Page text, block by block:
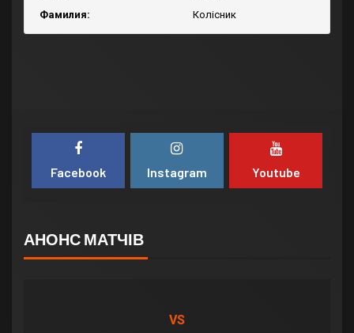
Фамилия:
Колісник
Facebook Instagram Youtube
АНОНС МАТЧІВ
VS